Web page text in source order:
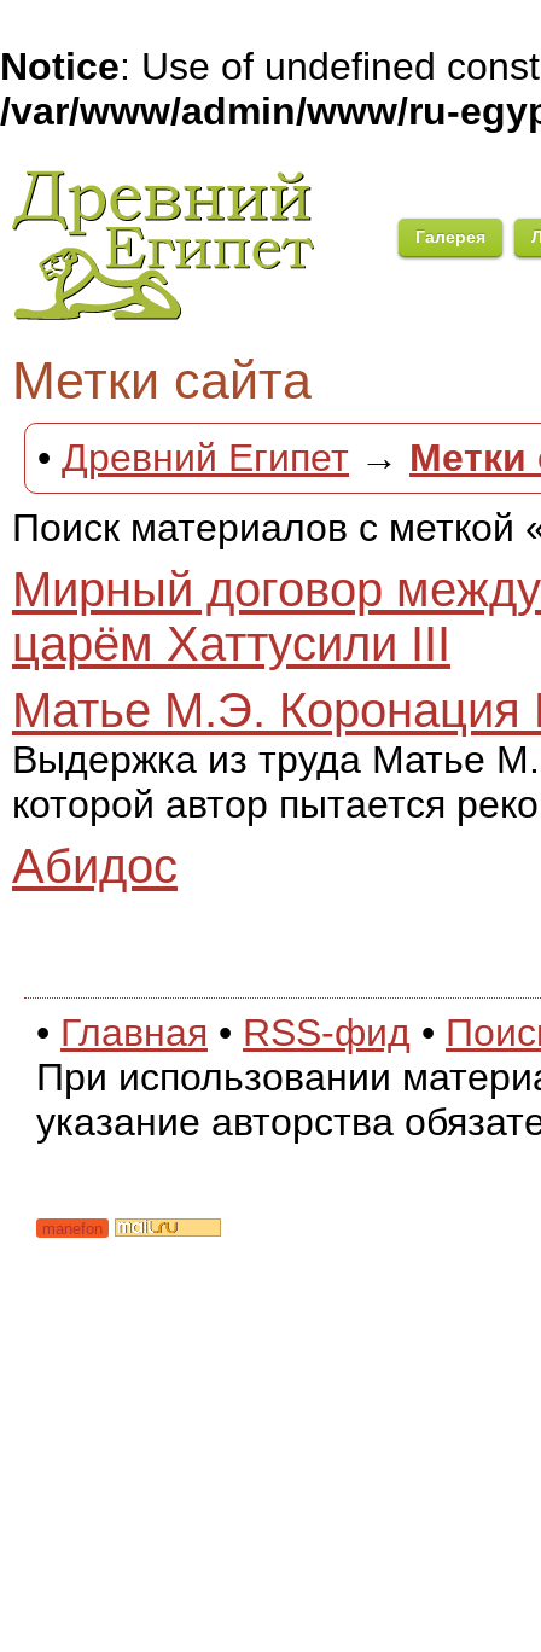
Notice: Use of undefined
/var/www/admin/www/ru-
Галерея
Метки сайта
• Древний Египет → Метки
Поиск материалов с меткой
Мирный договор
царём Хаттусили III
Матье М.Э. Коронация
Выдержка из труда Матье
которой автор пытается
Абидос
• Главная • RSS-фид •
При использовании
указание авторства
manefon